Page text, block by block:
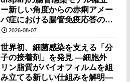
ー新しい角度からの赤痢アメー
バ症における腸管免疫応答の理
解に期待ー
2026-08-07
世界初、細菌感染を支える「分
子の接着剤」を発見 ―細胞外
リン脂質がバイオフィルムを組
み立てる新しい仕組みを解明―